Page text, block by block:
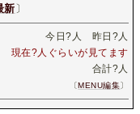
新 〕
今日? 人 昨日 ?人
現在?人ぐらいが見てます
合計?人
〔MENU編集〕